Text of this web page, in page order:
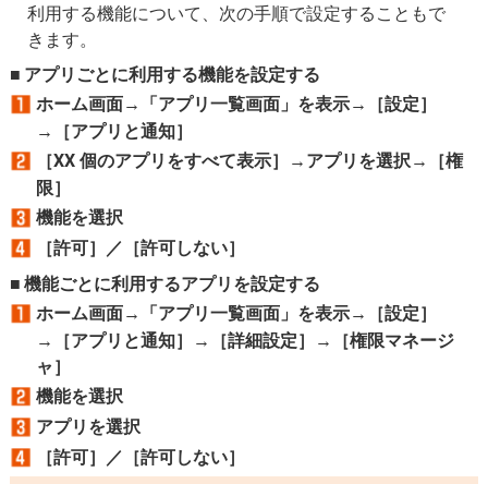
利用する機能について、次の手順で設定することもで
きます。
アプリごとに利用する機能を設定する
ホーム画面→「アプリ一覧画面」を表示→［設定］
→［アプリと通知］
［XX 個のアプリをすべて表示］→アプリを選択→［権
限］
機能を選択
［許可］／［許可しない］
機能ごとに利用するアプリを設定する
ホーム画面→「アプリ一覧画面」を表示→［設定］
→［アプリと通知］→［詳細設定］→［権限マネージ
ャ］
機能を選択
アプリを選択
［許可］／［許可しない］